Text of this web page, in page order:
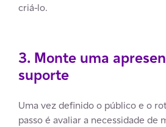
criá-lo.
3. Monte uma
suporte
Uma vez definido o público e o
passo é avaliar a necessidade de